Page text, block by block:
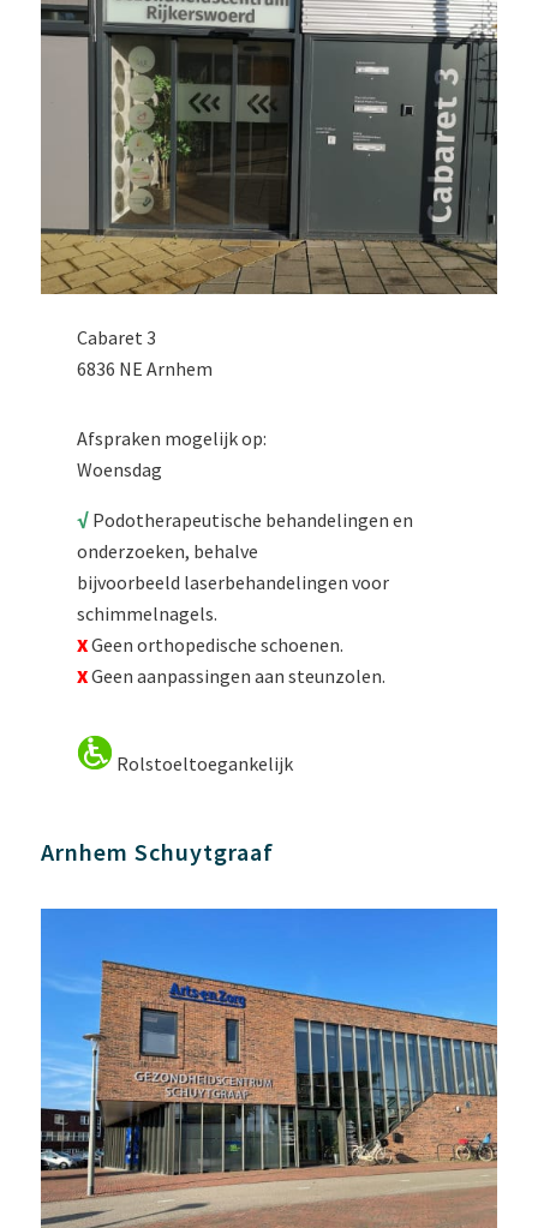
Cabaret 3
6836 NE Arnhem
Afspraken mogelijk op:
Woensdag
√Podotherapeutische behandelingen en
onderzoeken, behalve
bijvoorbeeld laserbehandelingen voor
schimmelnagels.
XGeen orthopedische schoenen.
XGeen aanpassingen aan steunzolen.
Rolstoeltoegankelijk
Arnhem Schuytgraaf